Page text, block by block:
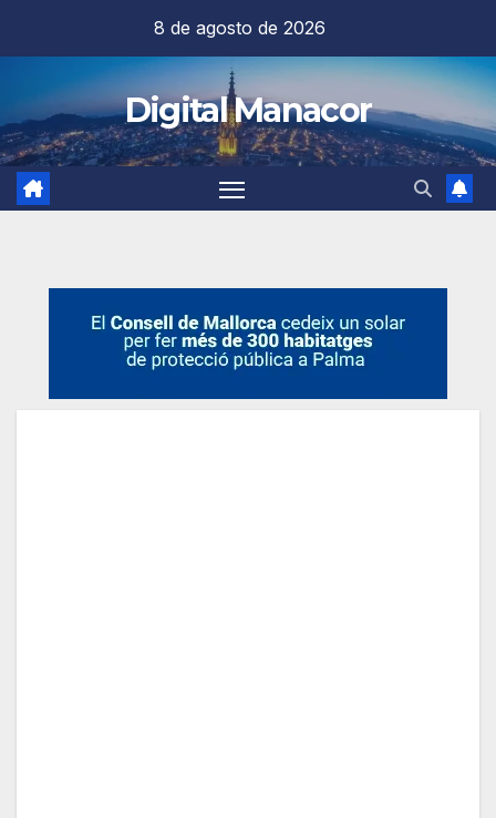
contenido
8 de agosto de 2026
Digital Manacor